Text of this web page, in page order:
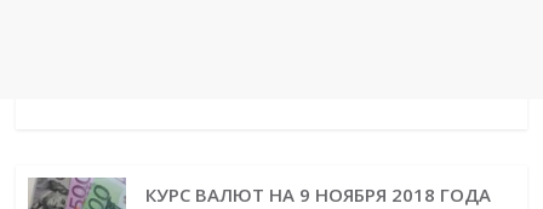
КУРС ВАЛЮТ НА 9 НОЯБРЯ 2018 ГОДА